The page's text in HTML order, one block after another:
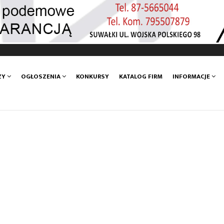
OGŁOSZENIA KONKURSY KATALOG FIRM INFORMACJE